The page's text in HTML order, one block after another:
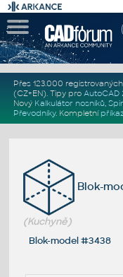
Přes 123.000
(CZ+EN). Tipy pro AutoCAD
Nový Kalkulátor nosníků,
Převodníky. Kompletní
Blok-
(Kuchyně)
Blok-model #3438